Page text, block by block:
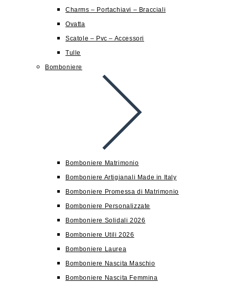
Charms – Portachiavi – Bracciali
Ovatta
Scatole – Pvc – Accessori
Tulle
Bomboniere
Bomboniere Matrimonio
Bomboniere Artigianali Made in Italy
Bomboniere Promessa di Matrimonio
Bomboniere Personalizzate
Bomboniere Solidali 2026
Bomboniere Utili 2026
Bomboniere Laurea
Bomboniere Nascita Maschio
Bomboniere Nascita Femmina